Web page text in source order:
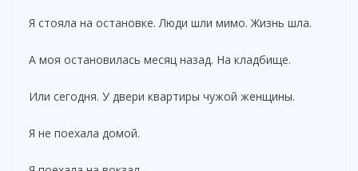
Я стояла на остановке. Люди шли мимо. Жизнь шла.
А моя остановилась месяц назад. На кладбище.
Или сегодня. У двери квартиры чужой женщины.
Я не поехала домой.